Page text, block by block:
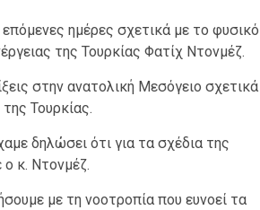
ημέρες σχετικά με το φυσικό
της Τουρκίας Φατίχ Ντονμέζ.
στην ανατολική Μεσόγειο σχετικά
Τουρκίας.
δηλώσει ότι για τα σχέδια της
ο κ. Ντονμέζ.
με τη νοοτροπία που ευνοεί τα